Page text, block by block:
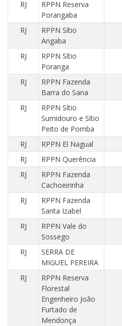
RJ
RPPN Reserva
Porangaba
RJ
RPPN Sítio
Angaba
RJ
RPPN Sítio
Poranga
RJ
RPPN Fazenda
Barra do Sana
RJ
RPPN Sítio
Sumidouro e Sítio
Peito de Pomba
RJ RPPN El Nagual
RJ
RPPN Querência
RJ
RPPN Fazenda
Cachoeirinha
RJ
RPPN Fazenda
Santa Izabel
RJ
RPPN Vale do
Sossego
RJ
SERRA DE
MIGUEL PEREIRA
RJ
RPPN Reserva
Florestal
Engenheiro João
Furtado de
Mendonça